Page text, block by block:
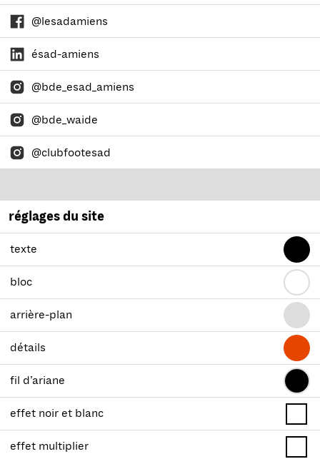
@lesadamiens
ésad-amiens
@bde_esad_amiens
@bde_waide
@clubfootesad
réglages du site
texte
bloc
arrière-plan
détails
fil d’ariane
effet noir et blanc
effet multiplier